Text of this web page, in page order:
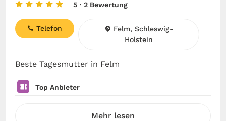
5 · 2 Bewertung
Beste Tagesmutter in Felm
Telefon
Felm, Schleswig-
Holstein
Top Anbieter
Mehr lesen